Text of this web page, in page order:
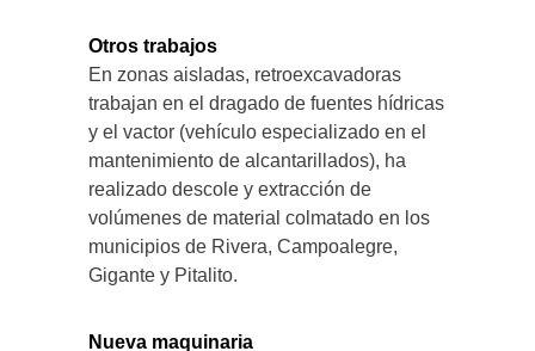
Otros trabajos
En zonas aisladas, retroexcavadoras
trabajan en el dragado de fuentes hídricas
y el vactor (vehículo especializado en el
mantenimiento de alcantarillados), ha
realizado descole y extracción de
volúmenes de material colmatado en los
municipios de Rivera, Campoalegre,
Gigante y Pitalito.
Nueva maquinaria